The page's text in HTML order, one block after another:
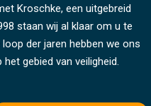
Kroschke, een uitgebreid
staan wij al klaar om u te
der jaren hebben we ons
gebied van veiligheid.